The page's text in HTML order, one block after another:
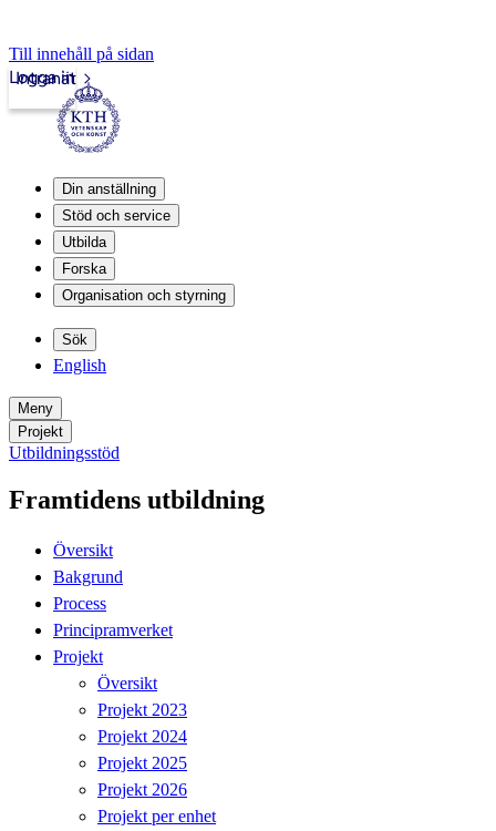
Till innehåll på sidan
Intranät
Logga in
Din anställning
Stöd och service
Utbilda
Forska
Organisation och styrning
Sök
English
Meny
Projekt
Utbildningsstöd
Framtidens utbildning
Översikt
Bakgrund
Process
Principramverket
Projekt
Översikt
Projekt 2023
Projekt 2024
Projekt 2025
Projekt 2026
Projekt per enhet